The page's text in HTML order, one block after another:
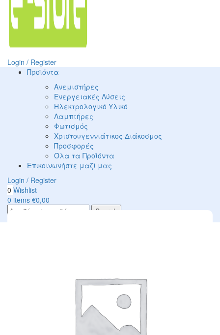
Login / Register
Προϊόντα
Ανεμιστήρες
Ενεργειακές Λύσεις
Ηλεκτρολογικό Υλικό
Λαμπτήρες
Φωτισμός
Χριστουγεννιάτικος Διάκοσμος
Προσφορές
Όλα τα Προϊόντα
Επικοινωνήστε μαζί μας
Login / Register
0 Wishlist
0 items €0,00
Search